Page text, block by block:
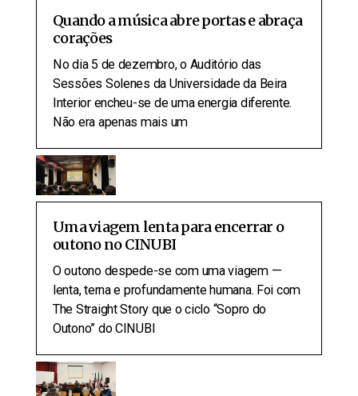
Quando a música abre portas e abraça
corações
No dia 5 de dezembro, o Auditório das
Sessões Solenes da Universidade da Beira
Interior encheu-se de uma energia diferente.
Não era apenas mais um
Uma viagem lenta para encerrar o
outono no CINUBI
O outono despede-se com uma viagem —
lenta, terna e profundamente humana. Foi com
The Straight Story que o ciclo “Sopro do
Outono” do CINUBI